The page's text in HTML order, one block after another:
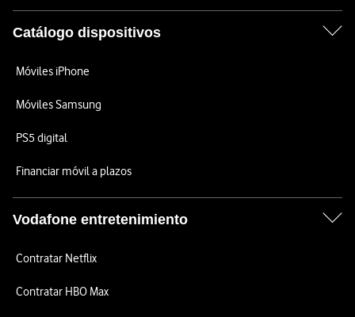
Catálogo dispositivos
Móviles iPhone
Móviles Samsung
PS5 digital
Financiar móvil a plazos
Vodafone entretenimiento
Contratar Netflix
Contratar HBO Max